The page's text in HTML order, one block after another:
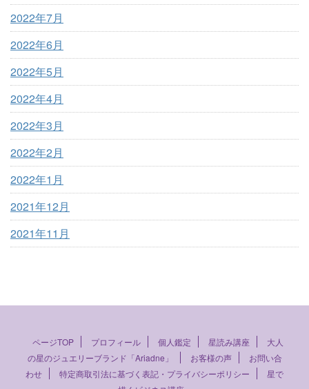
2022年7月
2022年6月
2022年5月
2022年4月
2022年3月
2022年2月
2022年1月
2021年12月
2021年11月
ページTOP プロフィール 個人鑑定 星読み講座
大人
の星のジュエリーブランド「Ariadne」
お客様の声
お問い合
わせ
特定商取引法に基づく表記・プライバシーポリシー
星で